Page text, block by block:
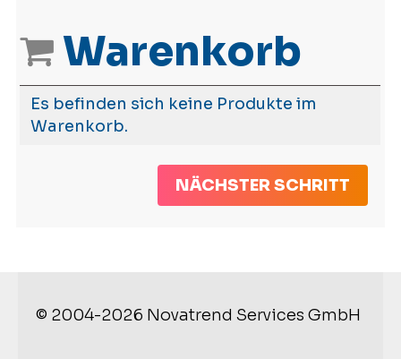
Warenkorb
Es befinden sich keine Produkte im
Warenkorb.
NÄCHSTER SCHRITT
© 2004-2026 Novatrend Services GmbH